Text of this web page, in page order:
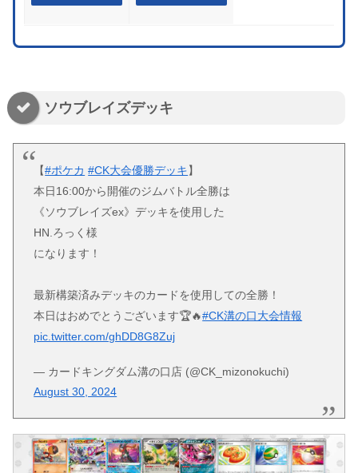
ソウブレイズデッキ
【#ポケカ #CK大会優勝デッキ】
本日16:00から開催のジムバトル全勝は
《ソウブレイズex》デッキを使用した
HN.ろっく様
になります！
最新構築済みデッキのカードを使用しての全勝！
本日はおめでとうございます🏆🔥#CK溝の口大会情報
pic.twitter.com/ghDD8G8Zuj
— カードキングダム溝の口店 (@CK_mizonokuchi)
August 30, 2024